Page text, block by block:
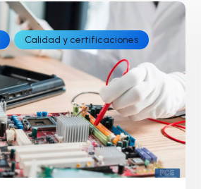
Calidad y certificaciones